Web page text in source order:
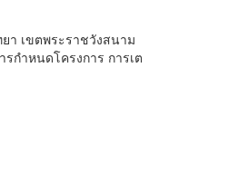
า เขตพระราชวังสนาม
กําหนดโครงการ การเต